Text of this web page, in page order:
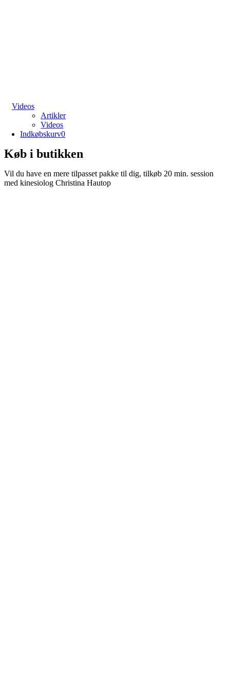
Videos
Artikler
Videos
Indkøbskurv0
Køb i butikken
Vil du have en mere tilpasset pakke til dig, tilkøb 20 min. session
med kinesiolog Christina Hautop